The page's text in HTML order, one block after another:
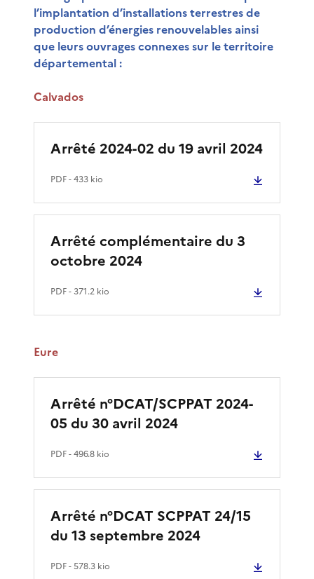
l’implantation d’installations terrestres de
production d’énergies renouvelables ainsi
que leurs ouvrages connexes sur le territoire
départemental :
Calvados
Arrêté 2024-02 du 19 avril 2024
PDF- 433 kio
Arrêté complémentaire du 3
octobre 2024
PDF- 371.2 kio
Eure
Arrêté n°DCAT/SCPPAT 2024-
05 du 30 avril 2024
PDF- 496.8 kio
Arrêté n°DCAT SCPPAT 24/15
du 13 septembre 2024
PDF- 578.3 kio